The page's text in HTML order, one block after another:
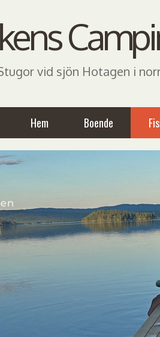
vid sjön Hotagen i
Hem Boende